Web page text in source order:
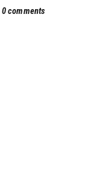
0comments